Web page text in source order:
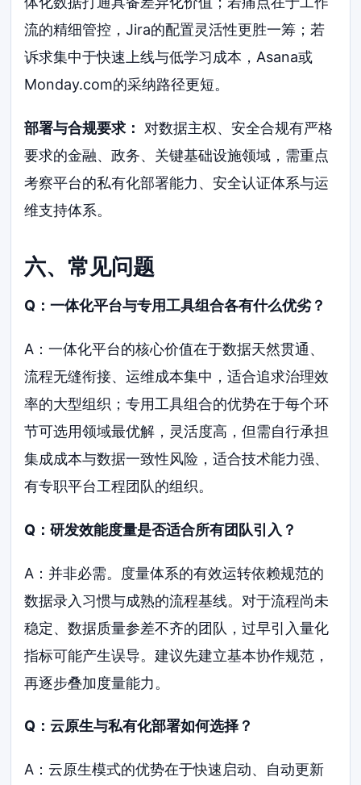
流的精细管控，Jira的配置灵活性更胜一筹；若
诉求集中于快速上线与低学习成本，Asana或
Monday.com的采纳路径更短。
部署与合规要求：
对数据主权、安全合规有严格
要求的金融、政务、关键基础设施领域，需重点
考察平台的私有化部署能力、安全认证体系与运
维支持体系。
六、常见问题
Q：一体化平台与专用工具组合各有什么优劣？
A：一体化平台的核心价值在于数据天然贯通、
流程无缝衔接、运维成本集中，适合追求治理效
率的大型组织；专用工具组合的优势在于每个环
节可选用领域最优解，灵活度高，但需自行承担
集成成本与数据一致性风险，适合技术能力强、
有专职平台工程团队的组织。
Q：研发效能度量是否适合所有团队引入？
A：并非必需。度量体系的有效运转依赖规范的
数据录入习惯与成熟的流程基线。对于流程尚未
稳定、数据质量参差不齐的团队，过早引入量化
指标可能产生误导。建议先建立基本协作规范，
再逐步叠加度量能力。
Q：云原生与私有化部署如何选择？
A：云原生模式的优势在于快速启动、自动更新